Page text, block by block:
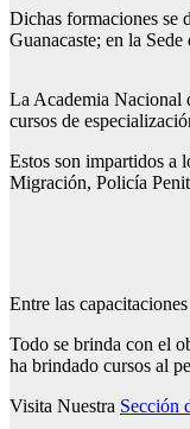
Dichas formaciones se
Guanacaste; en la
La Academia Nacional
cursos de
Estos son impartidos a
Migración, Policía
Entre las
Todo se brinda con el
ha brindado cursos al
Visita Nuestra Sección